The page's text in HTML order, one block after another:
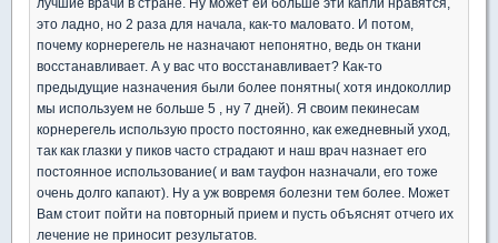
это ладно, но 2 раза для начала, как-то маловато. И потом,
почему корнерегель не назначают непонятно, ведь он ткани
восстанавливает. А у вас что восстанавливает? Как-то
предыдущие назначения были более понятны( хотя индоколлир
мы используем не больше 5 , ну 7 дней). Я своим пекинесам
корнерегель использую просто постоянно, как ежедневный уход,
так как глазки у пиков часто страдают и наш врач назнает его
постоянное использование( и вам тауфон назначали, его тоже
очень долго капают). Ну а уж вовремя болезни тем более. Может
Вам стоит пойти на повторный прием и пусть объяснят отчего их
лечение не приносит результатов.